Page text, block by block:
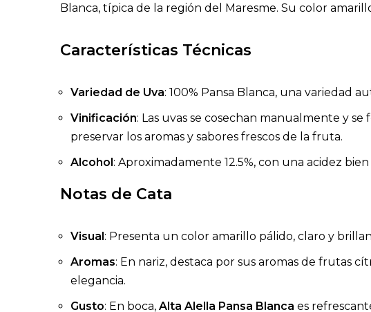
Blanca, típica de la región del Maresme. Su color
Características Técnicas
Variedad de Uva: 100% Pansa Blanca, una variedad
Vinificación: Las uvas se cosechan manualmente y
preservar los aromas y sabores frescos de la fruta.
Alcohol: Aproximadamente 12.5%, con una acidez
Notas de Cata
Visual: Presenta un color amarillo pálido, claro y
Aromas: En nariz, destaca por sus aromas de frutas
elegancia.
Gusto: En boca, Alta Alella Pansa Blanca es